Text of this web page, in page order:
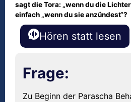
sagt die Tora: „wenn du die
einfach „wenn du sie anzündest“?
Hören statt lesen
Frage:
Zu Beginn der Parascha